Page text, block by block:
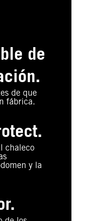
de
de que
fábrica.
chaleco
y la